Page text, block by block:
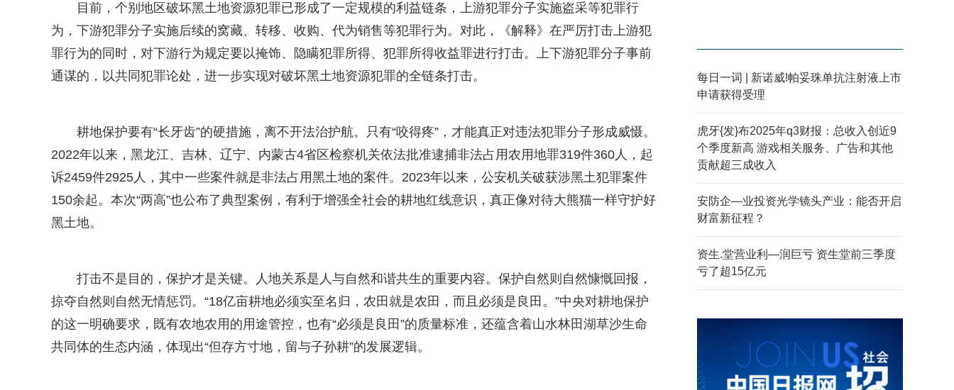
目前，个别地区破坏黑土地资源犯罪已形成了一定规模的利益链条，上游犯罪分子实施盗采等犯罪行
为，下游犯罪分子实施后续的窝藏、转移、收购、代为销售等犯罪行为。对此，《解释》在严厉打击上游犯
罪行为的同时，对下游行为规定要以掩饰、隐瞒犯罪所得、犯罪所得收益罪进行打击。上下游犯罪分子事前
通谋的，以共同犯罪论处，进一步实现对破坏黑土地资源犯罪的全链条打击。
耕地保护要有“长牙齿”的硬措施，离不开法治护航。只有“咬得疼”，才能真正对违法犯罪分子形成威慑。
2022年以来，黑龙江、吉林、辽宁、内蒙古4省区检察机关依法批准逮捕非法占用农用地罪319件360人，起
诉2459件2925人，其中一些案件就是非法占用黑土地的案件。2023年以来，公安机关破获涉黑土犯罪案件
150余起。本次“两高”也公布了典型案例，有利于增强全社会的耕地红线意识，真正像对待大熊猫一样守护好
黑土地。
打击不是目的，保护才是关键。人地关系是人与自然和谐共生的重要内容。保护自然则自然慷慨回报，
掠夺自然则自然无情惩罚。“18亿亩耕地必须实至名归，农田就是农田，而且必须是良田。”中央对耕地保护
的这一明确要求，既有农地农用的用途管控，也有“必须是良田”的质量标准，还蕴含着山水林田湖草沙生命
共同体的生态内涵，体现出“但存方寸地，留与子孙耕”的发展逻辑。
每日一词 | 新诺威!帕妥珠单抗注射液上市
申请获得受理
虎牙{发}布2025年q3财报：总收入创近9
个季度新高 游戏相关服务、广告和其他
贡献超三成收入
安防企—业投资光学镜头产业：能否开启
财富新征程？
资生.堂营业利—润巨亏 资生堂前三季度
亏了超15亿元